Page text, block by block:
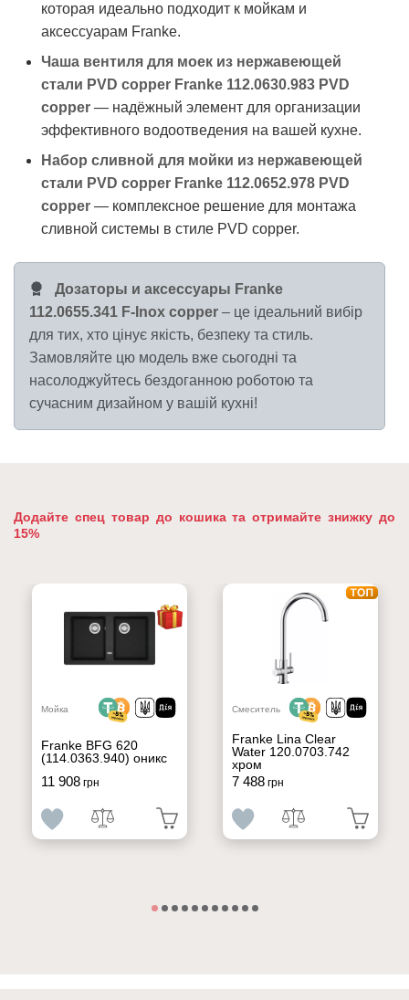
которая идеально подходит к мойкам и
аксессуарам Franke.
Чаша вентиля для моек из нержавеющей
стали PVD copper Franke 112.0630.983 PVD
copper — надёжный элемент для организации
эффективного водоотведения на вашей кухне.
Набор сливной для мойки из нержавеющей
стали PVD copper Franke 112.0652.978 PVD
copper — комплексное решение для монтажа
сливной системы в стиле PVD copper.
Дозаторы и аксессуары Franke
112.0655.341 F-Inox copper – це ідеальний вибір
для тих, хто цінує якість, безпеку та стиль.
Замовляйте цю модель вже сьогодні та
насолоджуйтесь бездоганною роботою та
сучасним дизайном у вашій кухні!
Додайте спец товар до кошика та отримайте знижку до
15%
Мойка
Franke BFG 620
(114.0363.940) оникс
11 908грн
Смеситель
Franke Lina Clear
Water 120.0703.742
хром
7 488грн